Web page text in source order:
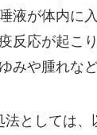
液が体内に
反応が起こり
みや腫れな
法としては、